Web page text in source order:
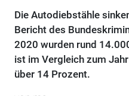
Die Autodiebstähle
Bericht des
2020 wurden rund
ist im Vergleich zum
über 14 Prozent.